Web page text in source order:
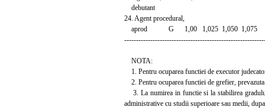
debutant
24. Agent procedural,
aprod G 1,00 1,025 1,050
NOTA:
1. Pentru ocuparea functiei de executor
2. Pentru ocuparea functiei de grefier,
3. La numirea in functie si la stabilirea
administrative cu studii superioare sau medii,